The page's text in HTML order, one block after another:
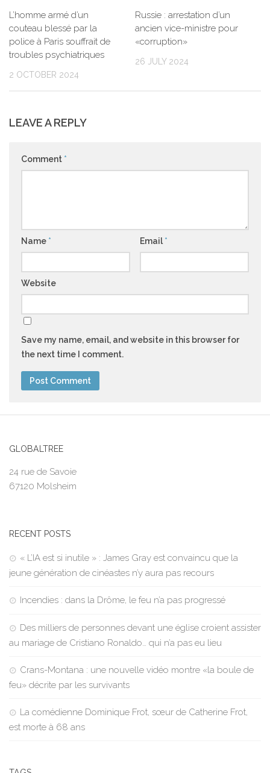
L’homme armé d’un
couteau blessé par la
police à Paris souffrait de
troubles psychiatriques
2 OCTOBER 2024
Russie : arrestation d’un
ancien vice-ministre pour
«corruption»
26 JULY 2024
LEAVE A REPLY
Comment *
Name * Email *
Website
Save my name, email, and website in this browser for
the next time I comment.
GLOBALTREE
24 rue de Savoie
67120 Molsheim
RECENT POSTS
« L’IA est si inutile » : James Gray est convaincu que la
jeune génération de cinéastes n’y aura pas recours
Incendies : dans la Drôme, le feu n’a pas progressé
Des milliers de personnes devant une église croient assister
au mariage de Cristiano Ronaldo… qui n’a pas eu lieu
Crans-Montana : une nouvelle vidéo montre «la boule de
feu» décrite par les survivants
La comédienne Dominique Frot, sœur de Catherine Frot,
est morte à 68 ans